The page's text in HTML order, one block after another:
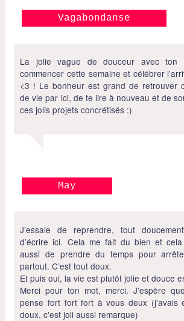
Vagabondanse
La jolie vague de douceur avec ton
commencer cette semaine et célébrer
<3 ! Le bonheur est grand de retrouver
de vie par ici, de te lire à nouveau et de
ces jolis projets concrétisés :)
May
J’essaie de reprendre, tout
d’écrire ici. Cela me fait du bien et
aussi de prendre du temps pour
partout. C’est tout doux.
Et puis oui, la vie est plutôt jolie et douce
Merci pour ton mot, merci. J'espère
pense fort fort fort à vous deux (j'avais
doux, c'est joli aussi remarque)